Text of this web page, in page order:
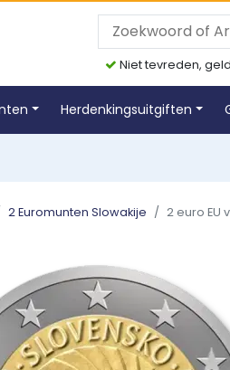
Niet tevreden,
Herdenkingsuitgiften
2 Euromunten Slowakije 2 euro EU